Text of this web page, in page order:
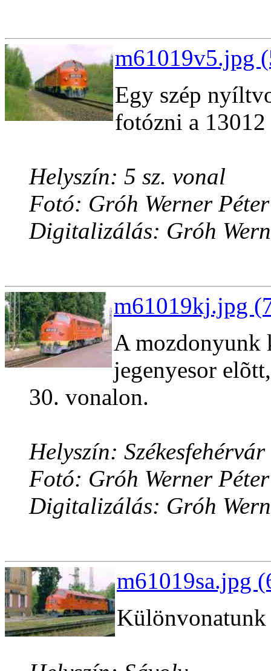
m61019v5.jpg
Egy szép
fotózni a
Helyszín: 5 sz. vonal
Fotó: Gróh Werner Péter
Digitalizálás: Gróh
m61019kj.jpg
A mozdonyunk
jegenyesor
30. vonalon.
Helyszín: Székesfehérvár
Fotó: Gróh Werner Péter
Digitalizálás: Gróh
m61019sa.jpg
Különvonatunk